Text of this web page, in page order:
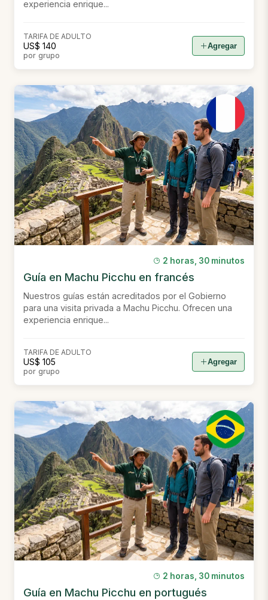
experiencia enrique...
TARIFA DE ADULTO
US$ 140
por grupo
Agregar
2 horas, 30 minutos
Guía en Machu Picchu en francés
Nuestros guías están acreditados por el Gobierno
para una visita privada a Machu Picchu. Ofrecen una
experiencia enrique...
TARIFA DE ADULTO
US$ 105
por grupo
Agregar
2 horas, 30 minutos
Guía en Machu Picchu en portugués